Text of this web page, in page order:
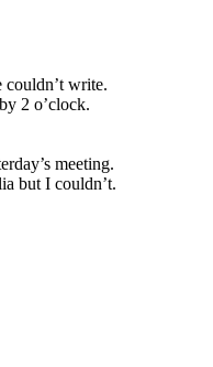
couldn’t write.
2 o’clock.
meeting.
but I couldn’t.